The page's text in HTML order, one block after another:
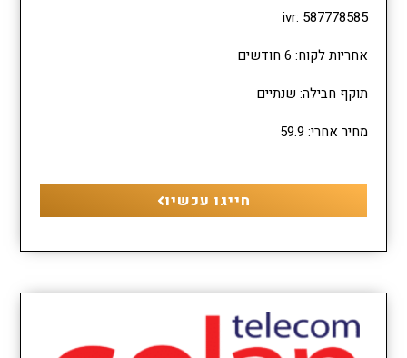
ivr: 587778585
אחריות לקוח: 6 חודשים
תוקף חבילה: שנתיים
מחיר אחרי: 59.9
חייגו עכשיו